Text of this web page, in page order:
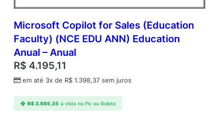
Microsoft Copilot for Sales (Education
Faculty) (NCE EDU ANN) Education
Anual – Anual
R$ 4.195,11
em até 3x de R$ 1.398,37 sem juros
R$3.985,35 à vista no Pix ou Boleto